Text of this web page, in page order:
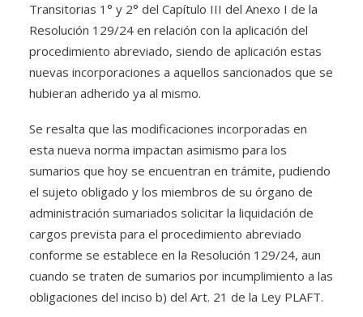
Transitorias 1° y 2° del Capítulo III del Anexo I de la
Resolución 129/24 en relación con la aplicación del
procedimiento abreviado, siendo de aplicación estas
nuevas incorporaciones a aquellos sancionados que se
hubieran adherido ya al mismo.
Se resalta que las modificaciones incorporadas en
esta nueva norma impactan asimismo para los
sumarios que hoy se encuentran en trámite, pudiendo
el sujeto obligado y los miembros de su órgano de
administración sumariados solicitar la liquidación de
cargos prevista para el procedimiento abreviado
conforme se establece en la Resolución 129/24, aun
cuando se traten de sumarios por incumplimiento a las
obligaciones del inciso b) del Art. 21 de la Ley PLAFT.